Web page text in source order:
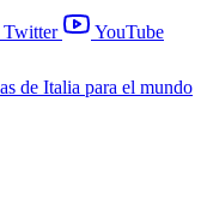
Twitter YouTube
de Italia para el mundo